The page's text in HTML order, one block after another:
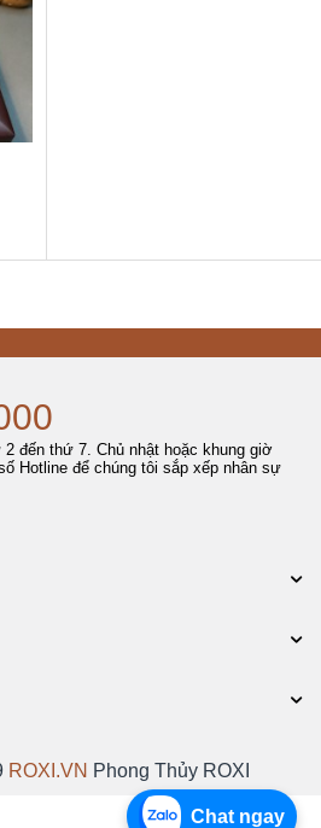
Chat ngay
đến thứ 7. Chủ nhật hoặc khung giờ
Hotline để chúng tôi sắp xếp nhân sự
ROXI.VN Phong Thủy ROXI